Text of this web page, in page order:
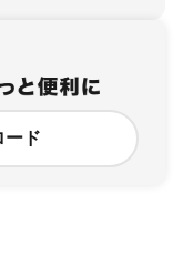
ード